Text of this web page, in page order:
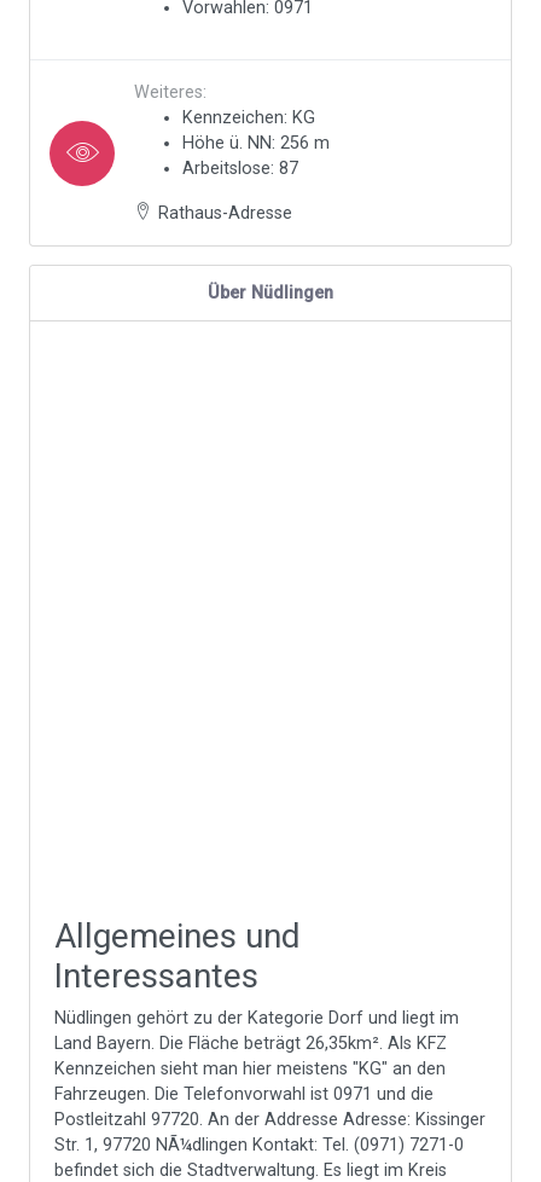
Vorwahlen: 0971
Weiteres:
Kennzeichen: KG
Höhe ü. NN: 256 m
Arbeitslose: 87
Rathaus-Adresse
Über Nüdlingen
Allgemeines und
Interessantes
Nüdlingen gehört zu der Kategorie Dorf und liegt im
Land Bayern. Die Fläche beträgt 26,35km². Als KFZ
Kennzeichen sieht man hier meistens "KG" an den
Fahrzeugen. Die Telefonvorwahl ist 0971 und die
Postleitzahl 97720. An der Addresse Adresse: Kissinger
Str. 1, 97720 NÃ¼dlingen Kontakt: Tel. (0971) 7271-0
befindet sich die Stadtverwaltung. Es liegt im Kreis